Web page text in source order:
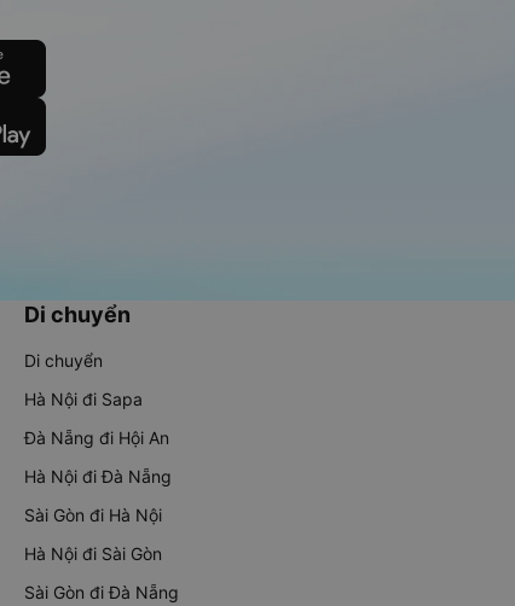
Di chuyển
Di chuyển
Hà Nội đi Sapa
Đà Nẵng đi Hội An
Hà Nội đi Đà Nẵng
Sài Gòn đi Hà Nội
Hà Nội đi Sài Gòn
Sài Gòn đi Đà Nẵng